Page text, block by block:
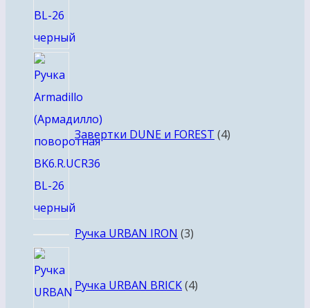
Завертки DUNE и FOREST 4
Ручка URBAN IRON 33
Ручка URBAN BRICK 4товара